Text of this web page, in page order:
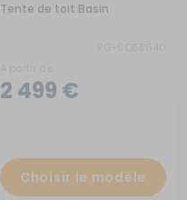
Tente de toit Basin
2 499 €
Choisir le modèle